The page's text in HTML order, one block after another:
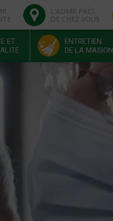
L'ADMR PRÈS
DE CHEZ VOUS
ET
ENTRETIEN
DE LA MAISON